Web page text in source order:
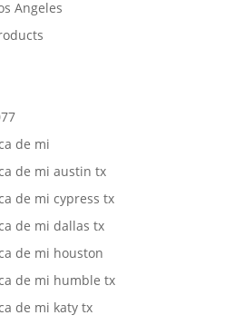
Angeles
de mi
de mi austin tx
de mi cypress tx
de mi dallas tx
de mi houston
de mi humble tx
de mi katy tx